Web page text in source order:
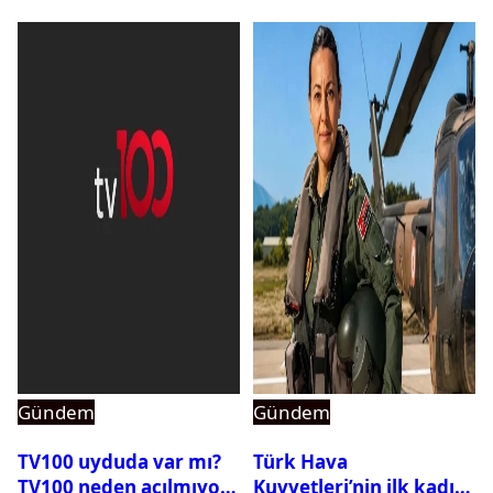
Gündem
TV100 uyduda var mı?
TV100 neden açılmıyor?
Gündem
Türk Hava
Kuvvetleri’nin ilk kadın